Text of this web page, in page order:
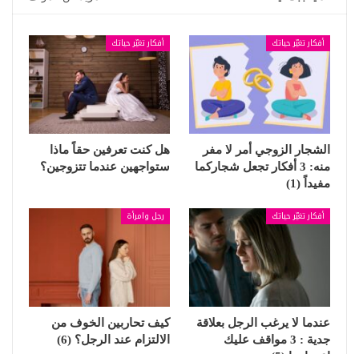
أفكار تغيّر حياتك
الشجار الزوجي أمر لا مفر
منه: 3 أفكار تجعل شجاركما
مفيداً (1)
أفكار تغيّر حياتك
هل كنت تعرفين حقاً ماذا
ستواجهين عندما تتزوجين؟
أفكار تغيّر حياتك
عندما لا يرغب الرجل بعلاقة
جدية : 3 مواقف عليك
رجل وامرأة
كيف تحاربين الخوف من
الالتزام عند الرجل؟ (6)